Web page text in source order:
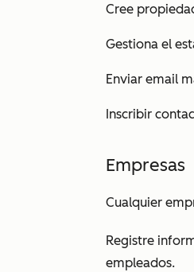
Cree
Gestiona el
Enviar email
Inscribir
Empresas
Cualquier
Registre
empleados.